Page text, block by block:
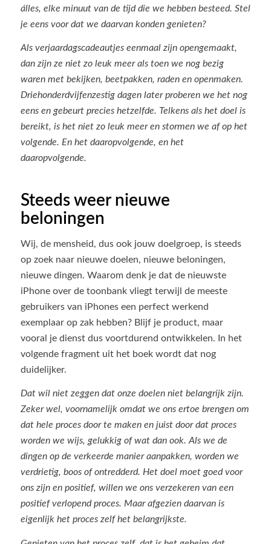
álles, elke minuut van de tijd die we hebben besteed. Stel
je eens voor dat we daarvan konden genieten?
Als verjaardagscadeautjes eenmaal zijn opengemaakt,
dan zijn ze niet zo leuk meer als toen we nog bezig
waren met bekijken, beetpakken, raden en openmaken.
Driehonderdvijfenzestig dagen later proberen we het nog
eens en gebeurt precies hetzelfde. Telkens als het doel is
bereikt, is het niet zo leuk meer en stormen we af op het
volgende. En het daaropvolgende, en het
daaropvolgende.
Steeds weer nieuwe
beloningen
Wij, de mensheid, dus ook jouw doelgroep, is steeds
op zoek naar nieuwe doelen, nieuwe beloningen,
nieuwe dingen. Waarom denk je dat de nieuwste
iPhone over de toonbank vliegt terwijl de meeste
gebruikers van iPhones een perfect werkend
exemplaar op zak hebben? Blijf je product, maar
vooral je dienst dus voortdurend ontwikkelen. In het
volgende fragment uit het boek wordt dat nog
duidelijker.
Dat wil niet zeggen dat onze doelen niet belangrijk zijn.
Zeker wel, voornamelijk omdat we ons ertoe brengen om
dat hele proces door te maken en juist door dat proces
worden we wijs, gelukkig of wat dan ook. Als we de
dingen op de verkeerde manier aanpakken, worden we
verdrietig, boos of ontredderd. Het doel moet goed voor
ons zijn en positief, willen we ons verzekeren van een
positief verlopend proces. Maar afgezien daarvan is
eigenlijk het proces zelf het belangrijkste.